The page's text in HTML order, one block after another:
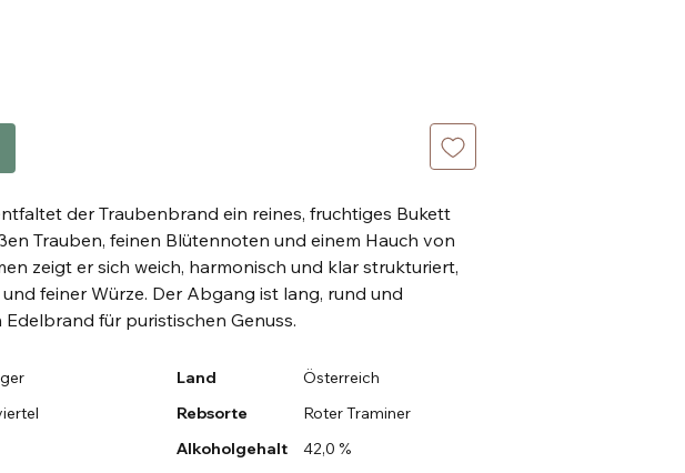
der Traubenbrand ein reines, fruchtiges Bukett
Trauben, feinen Blütennoten und einem Hauch von
zeigt er sich weich, harmonisch und klar strukturiert,
feiner Würze. Der Abgang ist lang, rund und
für puristischen Genuss.
Land
Österreich
Rebsorte
Roter Traminer
Alkoholgehalt
42,0 %